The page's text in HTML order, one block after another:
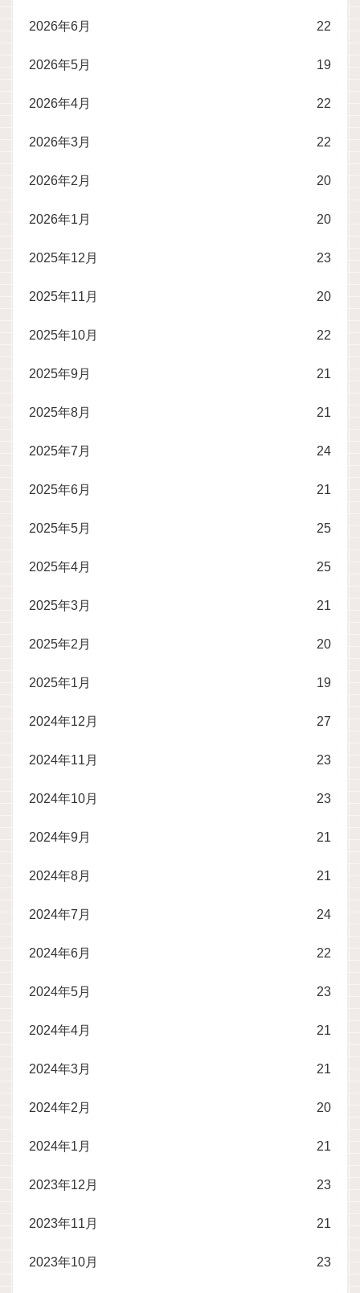
2026年6月 22
2026年5月 19
2026年4月 22
2026年3月 22
2026年2月 20
2026年1月 20
2025年12月 23
2025年11月 20
2025年10月 22
2025年9月 21
2025年8月 21
2025年7月 24
2025年6月 21
2025年5月 25
2025年4月 25
2025年3月 21
2025年2月 20
2025年1月 19
2024年12月 27
2024年11月 23
2024年10月 23
2024年9月 21
2024年8月 21
2024年7月 24
2024年6月 22
2024年5月 23
2024年4月 21
2024年3月 21
2024年2月 20
2024年1月 21
2023年12月 23
2023年11月 21
2023年10月 23